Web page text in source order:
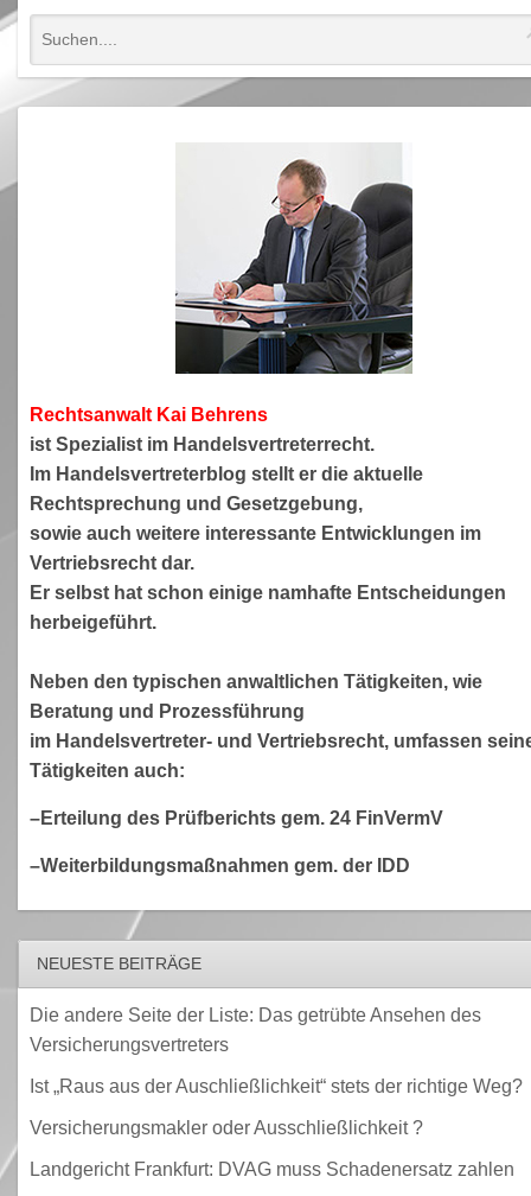
Rechtsanwalt Kai Behrens
ist Spezialist im Handelsvertreterrecht.
Im Handelsvertreterblog stellt er die aktuelle
Rechtsprechung und Gesetzgebung,
sowie auch weitere interessante Entwicklungen im
Vertriebsrecht dar.
Er selbst hat schon einige namhafte Entscheidungen
herbeigeführt.
Neben den typischen anwaltlichen Tätigkeiten, wie
Beratung und Prozessführung
im Handelsvertreter- und Vertriebsrecht, umfassen
Tätigkeiten auch:
–Erteilung des Prüfberichts gem. 24 FinVermV
–Weiterbildungsmaßnahmen gem. der IDD
NEUESTE BEITRÄGE
Die andere Seite der Liste: Das getrübte Ansehen des
Versicherungsvertreters
Ist „Raus aus der Auschließlichkeit“ stets der richtige Weg?
Versicherungsmakler oder Ausschließlichkeit ?
Landgericht Frankfurt: DVAG muss Schadenersatz zahlen